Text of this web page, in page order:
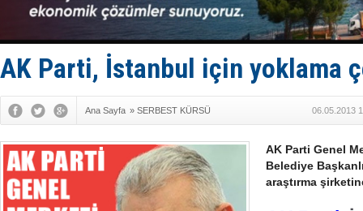
Limana
Türk
Hüseyin
Med
AK Parti, İstanbul için yoklama
Ana Sayfa » SERBEST KÜRSÜ 06.05.2013
AK Parti Genel
Belediye
araştırma